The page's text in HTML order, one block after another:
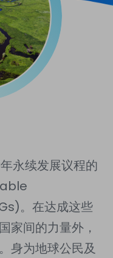
永续发展议程的
。在达成这些
家间的力量外，
身为地球公民及